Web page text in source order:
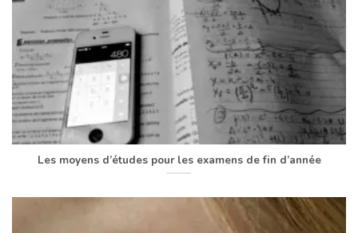
Les moyens d’études pour les examens de fin d’année